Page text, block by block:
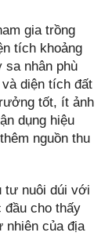
gia trồng
tích khoảng
sa nhân phù
diện tích đất
tốt, ít ảnh
dụng hiệu
nguồn thu
tư nuôi dúi với
đầu cho thấy
nhiên của địa